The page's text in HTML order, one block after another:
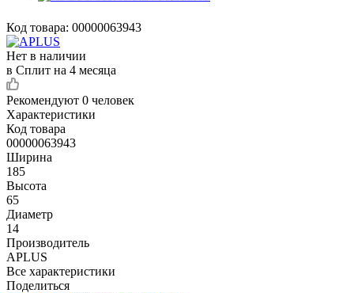
Код товара: 00000063943
Нет в наличии
в Сплит на 4 месяца
Рекомендуют 0 человек
Характеристики
Код товара
00000063943
Ширина
185
Высота
65
Диаметр
14
Производитель
APLUS
Все характеристики
Поделиться